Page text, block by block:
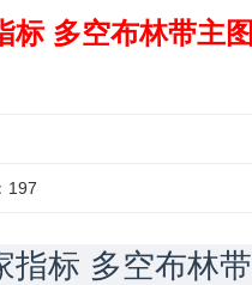
标 多空布林带主
197
指标 多空布林